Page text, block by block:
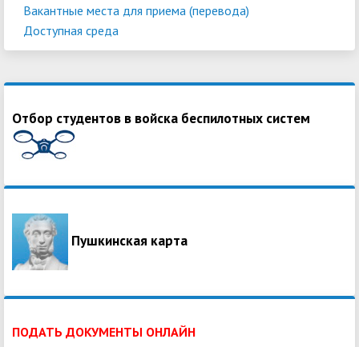
Вакантные места для приема (перевода)
Доступная среда
Отбор студентов в войска беспилотных систем
Пушкинская карта
ПОДАТЬ ДОКУМЕНТЫ ОНЛАЙН